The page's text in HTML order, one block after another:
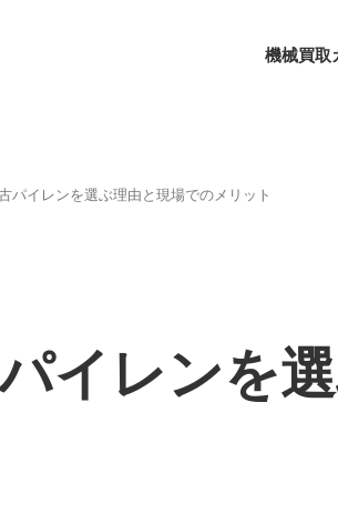
機械買取
パイレンを選ぶ理由と現場でのメリット
イレンを